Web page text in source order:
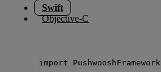
Swift
Objective-C
import PushwooshFramework